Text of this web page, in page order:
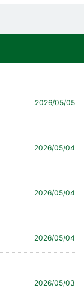
2026/05/05
2026/05/04
2026/05/04
2026/05/04
2026/05/03